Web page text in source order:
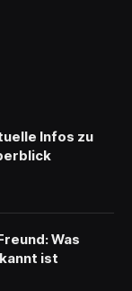
Infos zu
Was
ist